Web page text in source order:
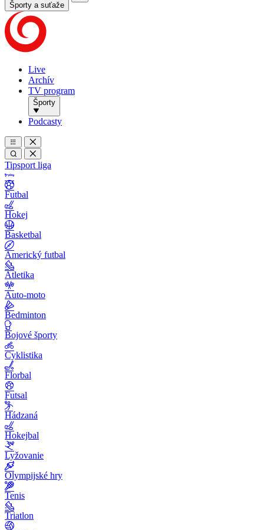
Športy a suťaže
Live
Archív
TV program
Športy
Podcasty
Tipsport liga
Futbal
Hokej
Basketbal
Americký futbal
Atletika
Auto-moto
Bedminton
Bojové športy
Cyklistika
Florbal
Futsal
Hádzaná
Hokejbal
Lyžovanie
Olympijské hry
Tenis
Triatlon